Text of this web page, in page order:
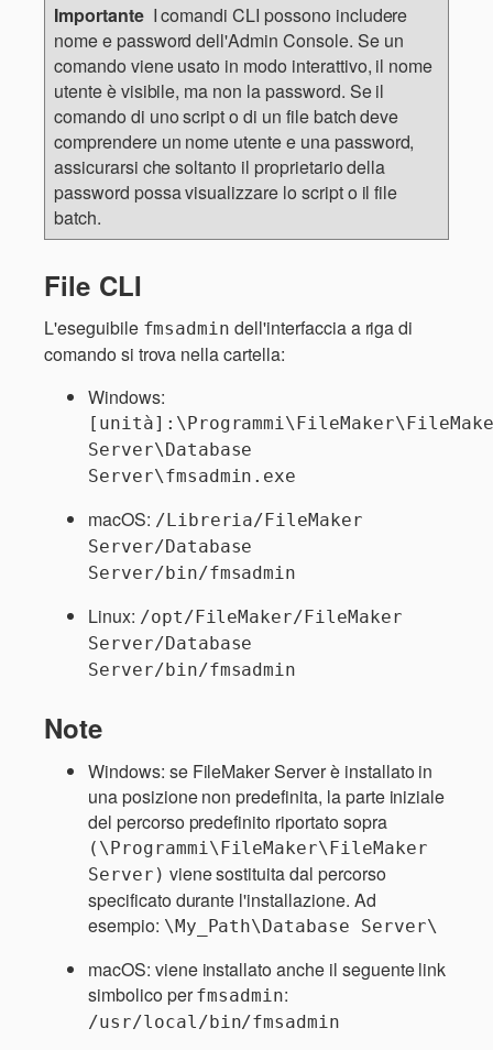
Importante I comandi CLI possono includere
nome e password dell'Admin Console. Se un
comando viene usato in modo interattivo, il nome
utente è visibile, ma non la password. Se il
comando di uno script o di un file batch deve
comprendere un nome utente e una password,
assicurarsi che soltanto il proprietario della
password possa visualizzare lo script o il file
batch.
File CLI
L'eseguibile fmsadmin dell'interfaccia a riga di
comando si trova nella cartella:
Windows:
Server\Database
Server\fmsadmin.exe
macOS: /Libreria/FileMaker
Server/Database
Server/bin/fmsadmin
Linux: /opt/FileMaker/FileMaker
Server/Database
Server/bin/fmsadmin
Note
Windows: se FileMaker Server è installato in
una posizione non predefinita, la parte iniziale
del percorso predefinito riportato sopra
(\Programmi\FileMaker\FileMaker
Server) viene sostituita dal percorso
specificato durante l'installazione. Ad
esempio: \My_Path\Database Server\
macOS: viene installato anche il seguente link
simbolico perfmsadmin:
/usr/local/bin/fmsadmin